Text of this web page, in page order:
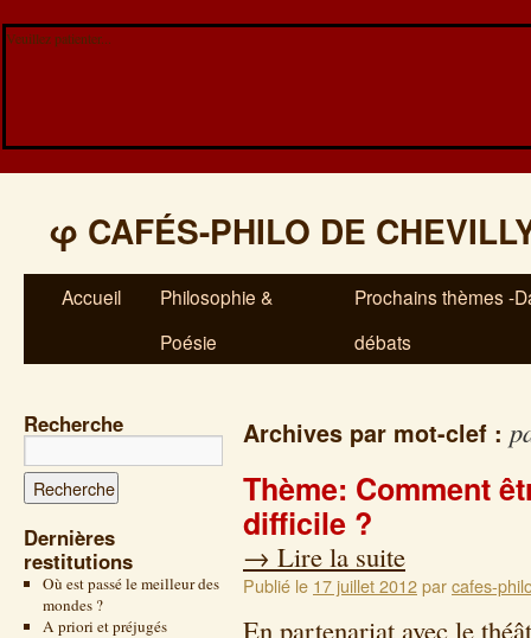
Veuillez patienter...
φ CAFÉS-PHILO DE
Accueil
Philosophie &
Poésie
Prochains thèmes -
débats
Recherche
Dernières
restitutions
Où est passé le meilleur des
mondes ?
A priori et préjugés
Archives par mot-clef :
Thème: Comment
difficile ?
→ Lire la suite
Publié le 17 juillet 2012parcafes-
En partenariat avec le